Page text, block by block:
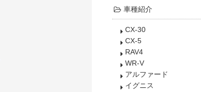
車種紹介
CX-30
CX-5
RAV4
WR-V
アルファード
イグニス